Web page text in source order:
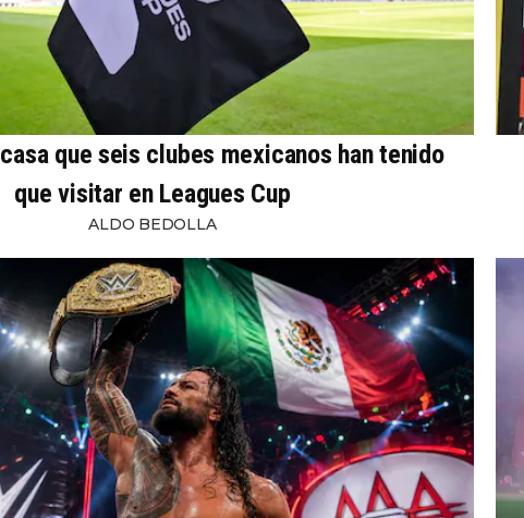
que seis clubes mexicanos han tenido
que visitar en Leagues Cup
ALDO BEDOLLA